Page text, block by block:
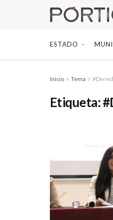
ESTADO
Inicio Tema
Etiqueta: